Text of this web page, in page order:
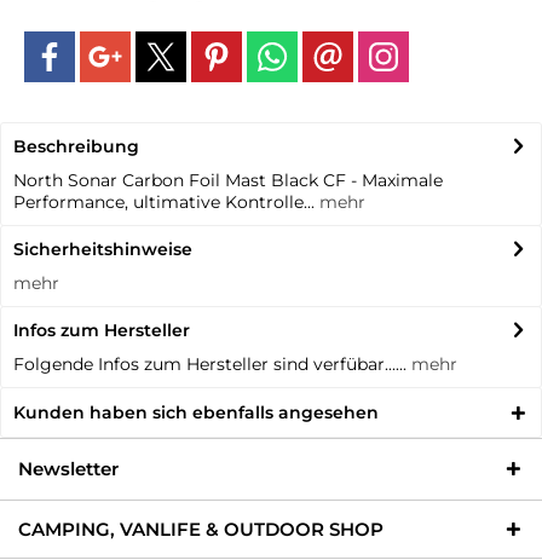
Beschreibung
North Sonar Carbon Foil Mast Black CF - Maximale
Performance, ultimative Kontrolle... mehr
Sicherheitshinweise
mehr
Infos zum Hersteller
Folgende Infos zum Hersteller sind verfübar...... mehr
Kunden haben sich ebenfalls angesehen
Newsletter
CAMPING, VANLIFE & OUTDOOR SHOP